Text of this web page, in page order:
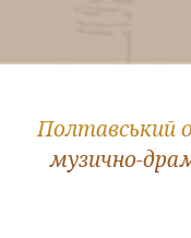
Полтавський
музично-